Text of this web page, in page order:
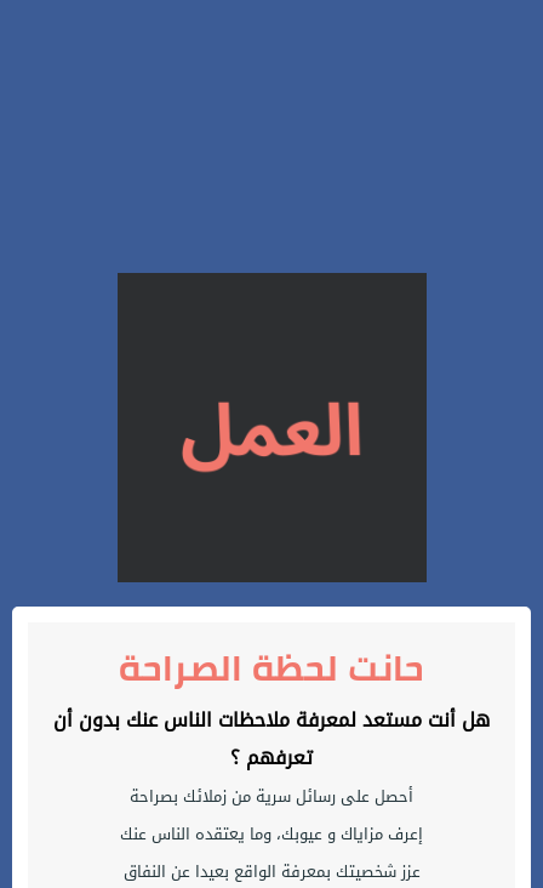
حانت لحظة الصراحة
هل أنت مستعد لمعرفة ملاحظات الناس عنك بدون أن
تعرفهم ؟
أحصل على رسائل سرية من زملائك بصراحة
إعرف مزاياك و عيوبك، وما يعتقده الناس عنك
عزز شخصيتك بمعرفة الواقع بعيدا عن النفاق